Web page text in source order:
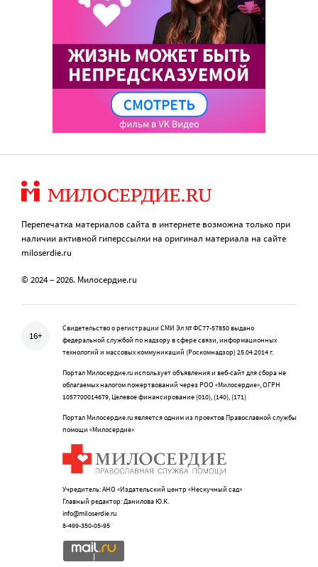
Перепечатка материалов сайта в интернете возможна только при
наличии активной гиперссылки на оригинал материала на сайте
miloserdie.ru
© 2024 – 2026. Милосердие.ru
16+
Свидетельство о регистрации СМИ Эл № ФС77-57850 выдано
федеральной службой по надзору в сфере связи, информационных
технологий и массовых коммуникаций (Роскомнадзор) 25.04.2014 г.
Портал Милосердие.ru использует объявления и веб-сайт для сбора не
облагаемых налогом пожертвований через РОО «Милосердие», ОГРН
1057700014679, Целевое финансирование (010), (140), (171)
Портал Милосердие.ru является одним из проектов Православной службы
помощи «Милосердие»
Учредитель: АНО «Издательский центр «Нескучный сад»
Главный редактор: Данилова Ю.К.
info@miloserdie.ru
8-499-350-05-95